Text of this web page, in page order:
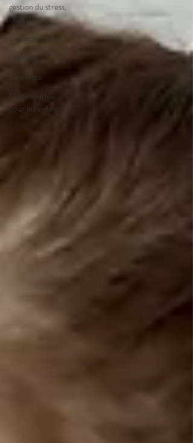
gestion du stress,
relaxation
phytothérapie
sommeil
bien-être
Naturopathie
pour les enfants